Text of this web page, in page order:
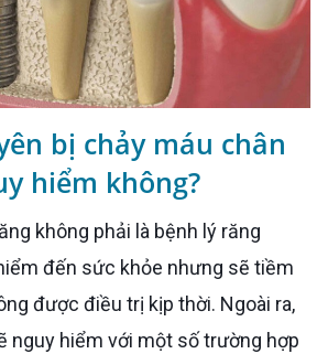
bị chảy máu chân
hiểm không?
đến sức khỏe nhưng sẽ tiềm
được điều trị kịp thời. Ngoài ra,
nguy hiểm với một số trường hợp